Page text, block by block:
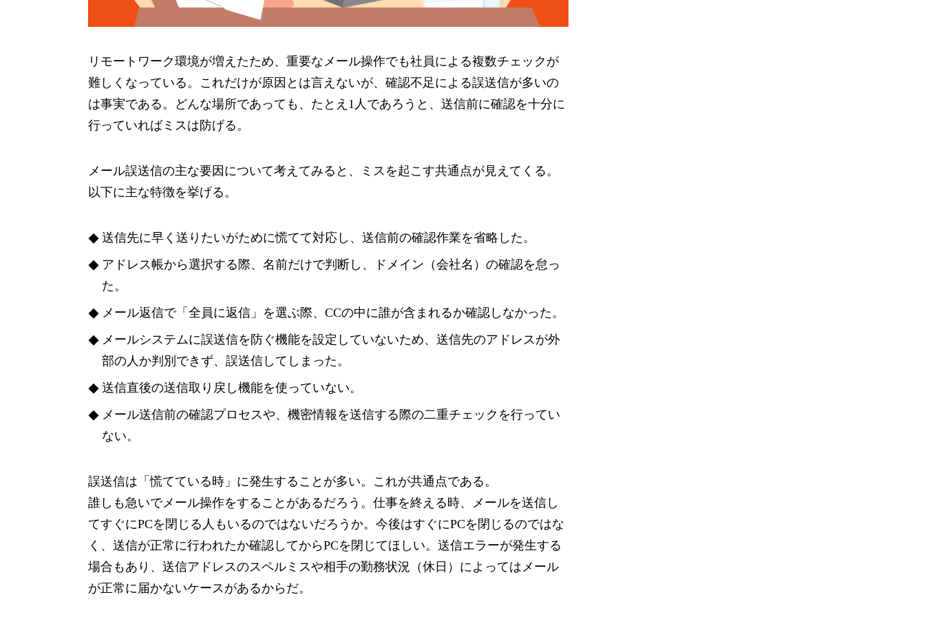
リモートワーク環境が増えたため、重要なメール操作でも社員による複数チェックが
難しくなっている。これだけが原因とは言えないが、確認不足による誤送信が多いの
は事実である。どんな場所であっても、たとえ1人であろうと、送信前に確認を十分に
行っていればミスは防げる。
メール誤送信の主な要因について考えてみると、ミスを起こす共通点が見えてくる。
以下に主な特徴を挙げる。
送信先に早く送りたいがために慌てて対応し、送信前の確認作業を省略した。
アドレス帳から選択する際、名前だけで判断し、ドメイン（会社名）の確認を怠っ
た。
メール返信で「全員に返信」を選ぶ際、CCの中に誰が含まれるか確認しなかった。
メールシステムに誤送信を防ぐ機能を設定していないため、送信先のアドレスが外
部の人か判別できず、誤送信してしまった。
送信直後の送信取り戻し機能を使っていない。
メール送信前の確認プロセスや、機密情報を送信する際の二重チェックを行ってい
ない。
誤送信は「慌てている時」に発生することが多い。これが共通点である。
誰しも急いでメール操作をすることがあるだろう。仕事を終える時、メールを送信し
てすぐにPCを閉じる人もいるのではないだろうか。今後はすぐにPCを閉じるのではな
く、送信が正常に行われたか確認してからPCを閉じてほしい。送信エラーが発生する
場合もあり、送信アドレスのスペルミスや相手の勤務状況（休日）によってはメール
が正常に届かないケースがあるからだ。